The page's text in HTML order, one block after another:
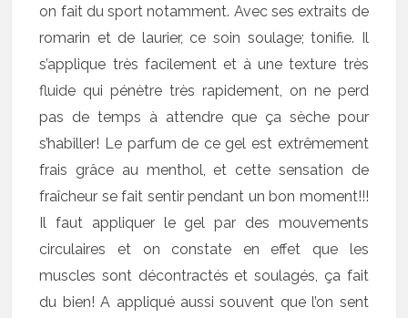
on fait du sport notamment. Avec ses extraits de
romarin et de laurier, ce soin soulage; tonifie. Il
s’applique très facilement et à une texture très
fluide qui pénètre très rapidement, on ne perd
pas de temps à attendre que ça sèche pour
s’habiller! Le parfum de ce gel est extrêmement
frais grâce au menthol, et cette sensation de
fraîcheur se fait sentir pendant un bon moment!!!
Il faut appliquer le gel par des mouvements
circulaires et on constate en effet que les
muscles sont décontractés et soulagés, ça fait
du bien! A appliqué aussi souvent que l’on sent